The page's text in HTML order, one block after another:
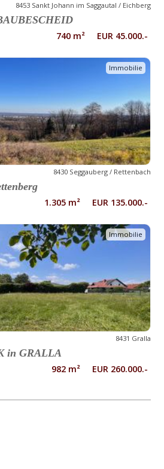
8453 Sankt Johann im Saggautal / Eichberg
740 m² EUR 45.000.-
Immobilie
8430 Seggauberg / Rettenbach
1.305 m² EUR 135.000.-
Immobilie
8431 Gralla
in GRALLA
982 m² EUR 260.000.-